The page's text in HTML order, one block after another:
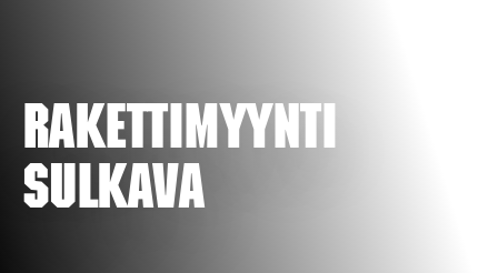
Rakettimyynti
Sulkava